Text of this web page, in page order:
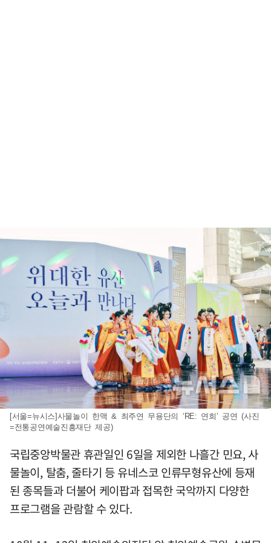
[서울=뉴시스]사물놀이 한맥 & 최주연 무용단의 ‘RE: 연희’ 공연 (사진
=전통공연예술진흥재단 제공)
국립중앙박물관 휴관일인 6일을 제외한 나흘간 민요, 사
물놀이, 탈춤, 줄타기 등 유네스코 인류무형유산에 등재
된 종목들과 더불어 케이팝과 접목한 국악까지 다양한
프로그램을 관람할 수 있다.